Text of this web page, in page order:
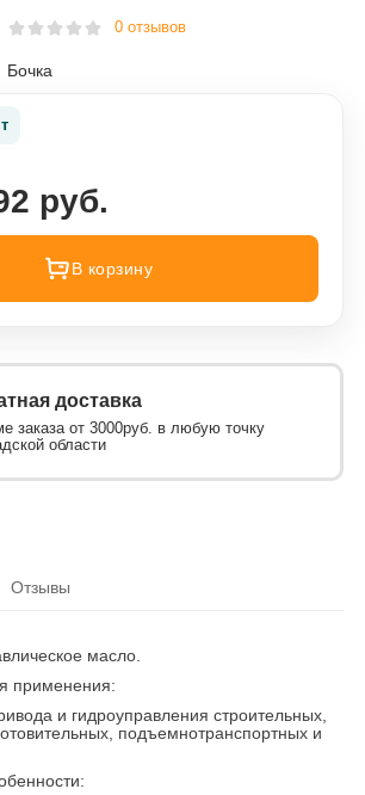
0 отзывов
Бочка
руб.
В корзину
доставка
заказа от 3000руб. в любую точку
области
Отзывы
масло.
применения:
и гидроуправления строительных,
подъемнотранспортных и